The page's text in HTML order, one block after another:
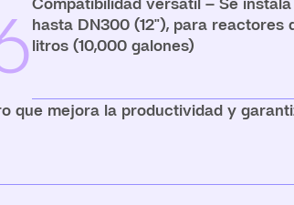
hasta DN300 (12"), para reactores
litros (10,000 galones)
que mejora la productividad y